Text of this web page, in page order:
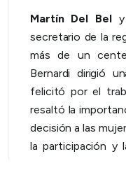
Martín Del Bel y
secretario de la
más de un
Bernardi dirigió
felicitó por el
resaltó la
decisión a las
la participación y